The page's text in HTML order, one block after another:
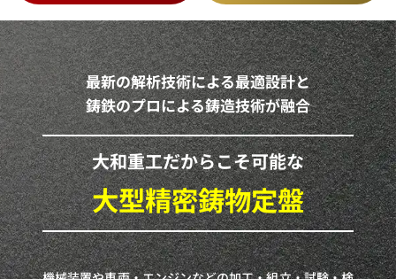
最新の解析技術による最適設計と
鋳鉄のプロによる鋳造技術が融合
大和重工だからこそ可能な
大型精密鋳物定盤